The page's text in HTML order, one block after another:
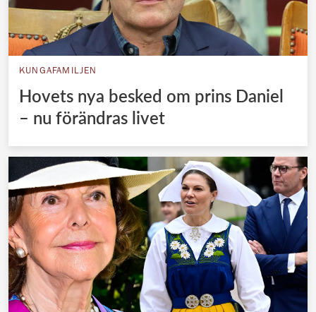
KUNGAFAMILJEN
Hovets nya besked om prins Daniel
– nu förändras livet